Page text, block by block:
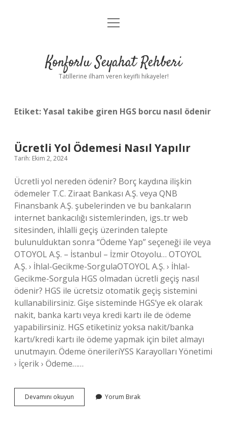
Anasayfa
Yasal Uyarı
menüyü
Konforlu Seyahat Rehberi
Tatillerine ilham veren keyifli hikayeler!
Etiket:Yasal takibe giren HGS borcu nasıl ödenir
Ücretli Yol Ödemesi Nasıl Yapılır
Tarih: Ekim 2, 2024
Ücretli yol nereden ödenir? Borç kaydına ilişkin
ödemeler T.C. Ziraat Bankası A.Ş. veya QNB
Finansbank A.Ş. şubelerinden ve bu bankaların
internet bankacılığı sistemlerinden, igs..tr web
sitesinden, ihlalli geçiş üzerinden talepte
bulunulduktan sonra “Ödeme Yap” seçeneği ile veya
OTOYOL A.Ş. – İstanbul – İzmir Otoyolu… OTOYOL
A.Ş. › İhlal-Gecikme-SorgulaOTOYOL A.Ş. › İhlal-
Gecikme-Sorgula HGS olmadan ücretli geçiş nasıl
ödenir? HGS ile ücretsiz otomatik geçiş sistemini
kullanabilirsiniz. Gişe sisteminde HGS’ye ek olarak
nakit, banka kartı veya kredi kartı ile de ödeme
yapabilirsiniz. HGS etiketiniz yoksa nakit/banka
kartı/kredi kartı ile ödeme yapmak için bilet almayı
unutmayın. Ödeme önerileriYSS Karayolları Yönetimi
› İçerik › Ödeme……
Devamını okuyun
Yol
Yorum Bırak